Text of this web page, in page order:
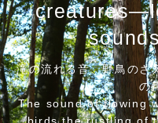
仙台市秋保
SENDAI
descending
滝の流れる音、野鳥のさ
の
The sound of flowing
birds,the rustling of
滝の流れる音、野鳥のさ
の
The sound of flowing
birds,the rustling of
harmony of
滝の流れる音、野鳥のさ
の
The sound of flowing
birds,the rustling of
仙台市秋保
SENDAI
descending
滝の流れる音、野鳥のさ
の
The sound of flowing
birds,the rustling of